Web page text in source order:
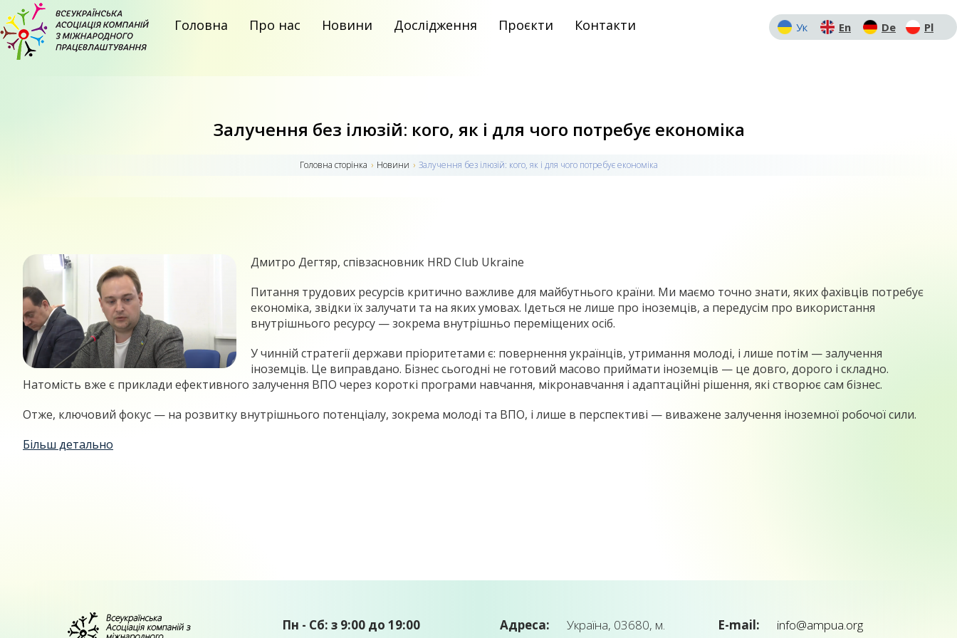
Головна Про нас Новини Дослідження Проєкти Контакти Ук En De Pl
Залучення без ілюзій: кого, як і для чого потребує економіка
Головна сторiнка › Новини › Залучення без ілюзій: кого, як і для чого потребує економіка
Дмитро Дегтяр, співзасновник HRD Club Ukraine
Питання трудових ресурсів критично важливе для майбутнього країни. Ми маємо точно знати, яких фахівців потребує
економіка, звідки їх залучати та на яких умовах. Ідеться не лише про іноземців, а передусім про використання
внутрішнього ресурсу — зокрема внутрішньо переміщених осіб.
У чинній стратегії держави пріоритетами є: повернення українців, утримання молоді, і лише потім — залучення
іноземців. Це виправдано. Бізнес сьогодні не готовий масово приймати іноземців — це довго, дорого і складно.
Натомість вже є приклади ефективного залучення ВПО через короткі програми навчання, мікронавчання і адаптаційні рішення, які створює сам бізнес.
Отже, ключовий фокус — на розвитку внутрішнього потенціалу, зокрема молоді та ВПО, і лише в перспективі — виважене залучення іноземної робочої сили.
Більш детально
Пн - Сб: з 9:00 до 19:00
Адреса:
Україна, 03680, м.
E-mail: info@ampua.org